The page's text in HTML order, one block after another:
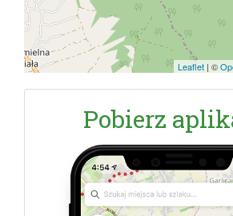
Leaflet | ©
Pobierz